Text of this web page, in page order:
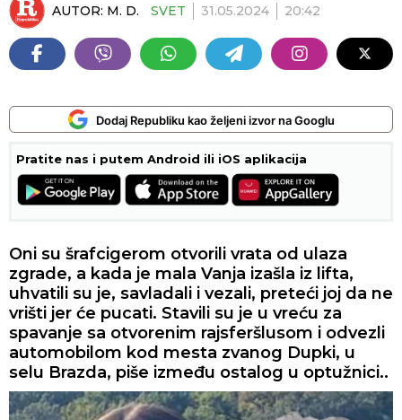
AUTOR: M. D. SVET 31.05.2024 20:42
Dodaj Republiku kao željeni izvor na Googlu
Pratite nas i putem Android ili iOS aplikacija
Oni su šrafcigerom otvorili vrata od ulaza
zgrade, a kada je mala Vanja izašla iz lifta,
uhvatili su je, savladali i vezali, preteći joj da ne
vrišti jer će pucati. Stavili su je u vreću za
spavanje sa otvorenim rajsferšlusom i odvezli
automobilom kod mesta zvanog Dupki, u
selu Brazda, piše između ostalog u optužnici..